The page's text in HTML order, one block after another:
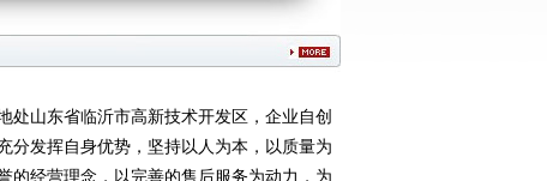
山东省临沂市高新技术开发区，企业自创
分发挥自身优势，坚持以人为本，以质量为
的经营理念，以完善的售后服务为动力，为